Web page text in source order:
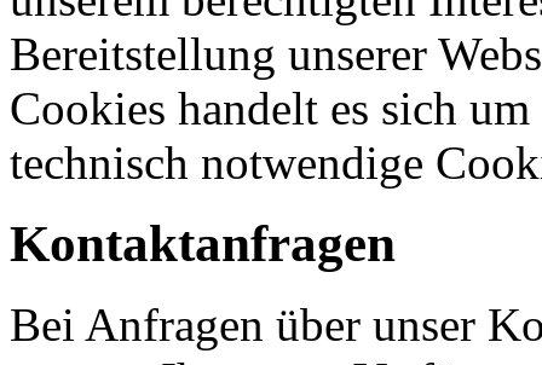
Bereitstellung unserer
Cookies handelt es sich
technisch notwendige
Kontaktanfragen
Bei Anfragen über unser